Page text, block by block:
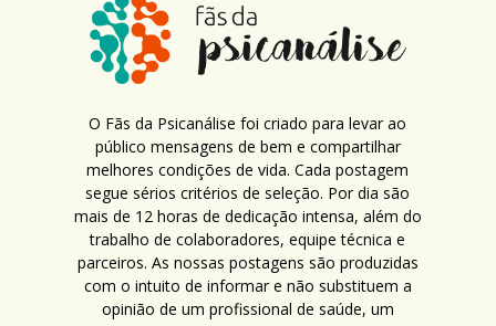
O Fãs da Psicanálise foi criado para levar ao
público mensagens de bem e compartilhar
melhores condições de vida. Cada postagem
segue sérios critérios de seleção. Por dia são
mais de 12 horas de dedicação intensa, além do
trabalho de colaboradores, equipe técnica e
parceiros. As nossas postagens são produzidas
com o intuito de informar e não substituem a
opinião de um profissional de saúde, um